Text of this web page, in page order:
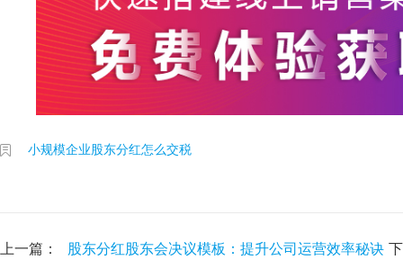
小规模企业股东分红怎么交税
上一篇： 股东分红股东会决议模板：提升公司运营效率秘诀